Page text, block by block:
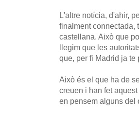
L'altre notícia, d'ahir,
finalment connectada,
castellana. Això que
llegim que les
que, per fi Madrid ja te
Això és el que ha de
creuen i han fet aquest
en pensem alguns del